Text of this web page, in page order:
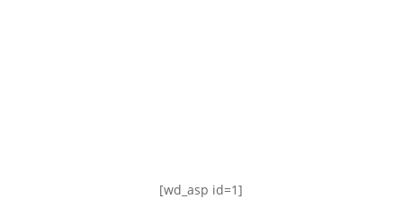
[wd_asp id=1]